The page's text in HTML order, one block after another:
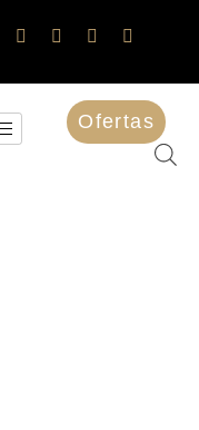
Ofertas